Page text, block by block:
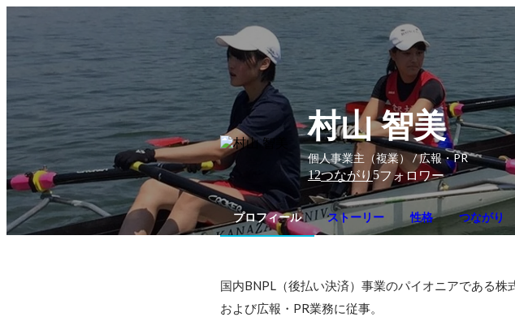
村山 智美
個人事業主（複業） / 広報・PR
12つながり5フォロワー
プロフィール ストーリー 性格 つながり
国内BNPL（後払い決済）事業のパイオニアである
および広報・PR業務に従事。